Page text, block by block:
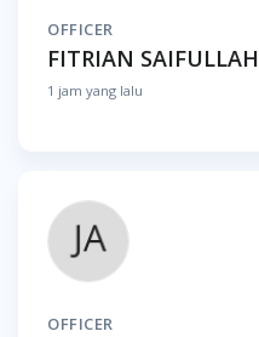
OFFICER
FITRIAN SAIFULLAH
1 jam yang lalu
OFFICER